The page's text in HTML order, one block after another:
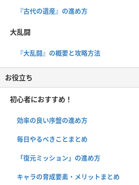
『古代の遺産』の進め方
大乱闘
『大乱闘』の概要と攻略方法
お役立ち
初心者におすすめ！
効率の良い序盤の進め方
毎日やるべきことまとめ
「復元ミッション」の進め方
キャラの育成要素・メリットまとめ